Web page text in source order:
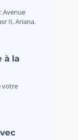
Avenue
II, Ariana.
à la
votre